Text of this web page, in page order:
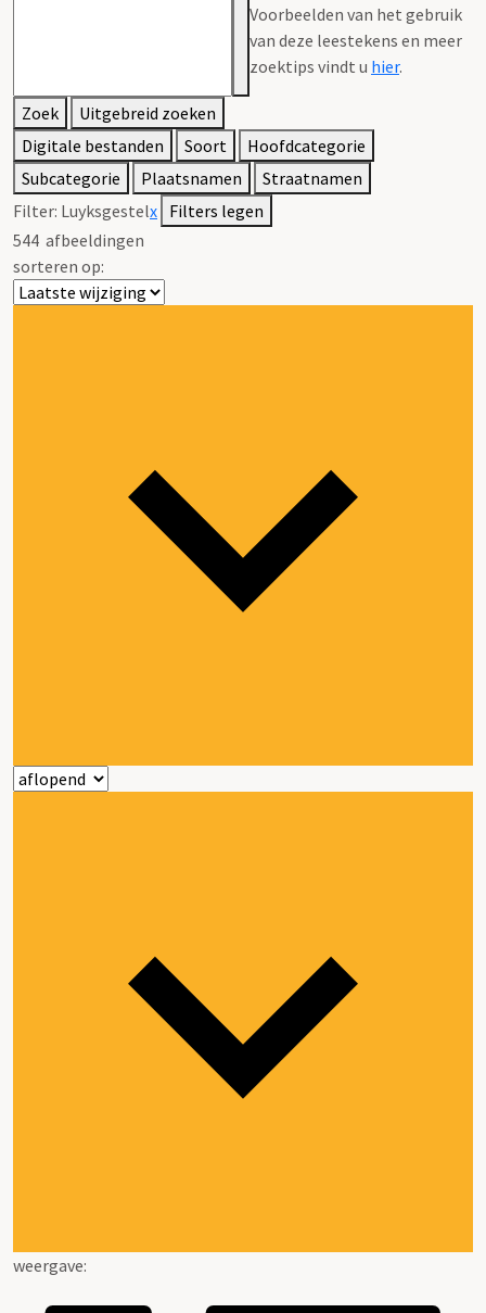
Voorbeelden van het gebruik
van deze leestekens en meer
zoektips vindt u hier.
Zoek
Uitgebreid zoeken
Digitale bestanden
Soort
Hoofdcategorie
Subcategorie
Plaatsnamen
Straatnamen
Filter: Luyksgestelx Filters legen
544 afbeeldingen
sorteren op:
weergave: